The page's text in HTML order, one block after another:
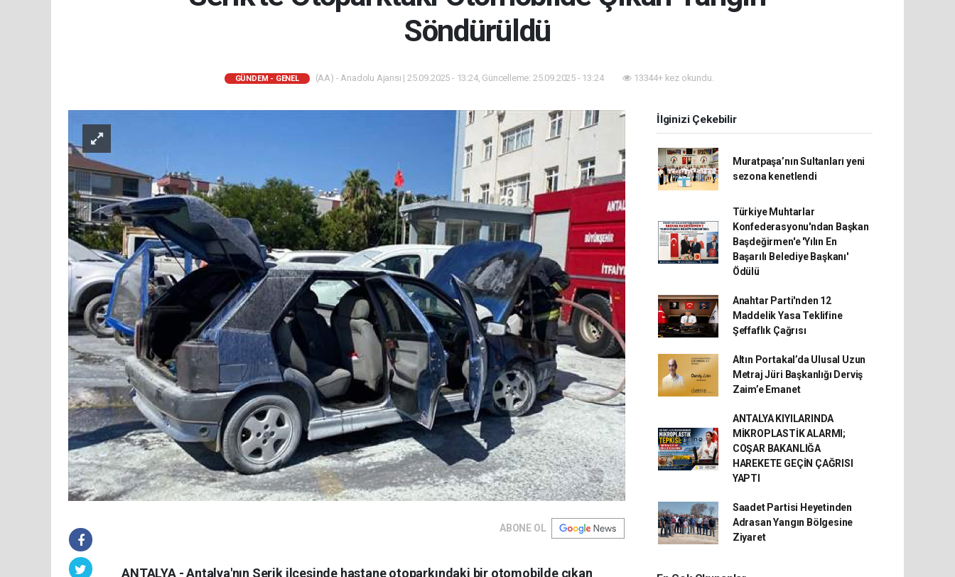
Söndürüldü
GÜNDEM - GENEL (AA) - Anadolu Ajansı | 25.09.2025 - 13:24, Güncelleme: 25.09.2025 - 13:24 13344+ kez okundu.
ABONE OL
ANTALYA - Antalya'nın Serik ilçesinde hastane otoparkındaki bir otomobilde çıkan
İlginizi Çekebilir
Muratpaşa’nın Sultanları yeni
sezona kenetlendi
Türkiye Muhtarlar
Konfederasyonu'ndan Başkan
Başdeğirmen'e 'Yılın En
Başarılı Belediye Başkanı'
Ödülü
Anahtar Parti'nden 12
Maddelik Yasa Teklifine
Şeffaflık Çağrısı
Altın Portakal’da Ulusal Uzun
Metraj Jüri Başkanlığı Derviş
Zaim’e Emanet
ANTALYA KIYILARINDA
MİKROPLASTİK ALARMI;
COŞAR BAKANLIĞA
HAREKETE GEÇİN ÇAĞRISI
YAPTI
Saadet Partisi Heyetinden
Adrasan Yangın Bölgesine
Ziyaret